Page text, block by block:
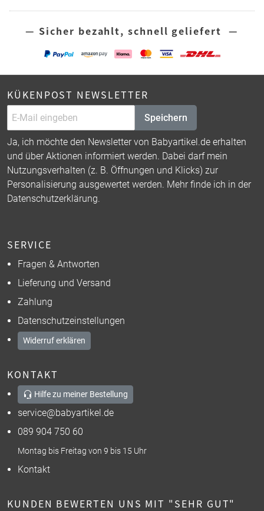
— Sicher bezahlt, schnell geliefert —
KÜKENPOST NEWSLETTER
Speichern
Ja, ich möchte den Newsletter von Babyartikel.de erhalten
und über Aktionen informiert werden. Dabei darf mein
Nutzungsverhalten (z. B. Öffnungen und Klicks) zur
Personalisierung ausgewertet werden. Mehr finde ich in der
Datenschutzerklärung.
SERVICE
Fragen & Antworten
Lieferung und Versand
Zahlung
Datenschutzeinstellungen
Widerruf erklären
KONTAKT
Hilfe zu meiner Bestellung
service@babyartikel.de
089 904 750 60
Montag bis Freitag von 9 bis 15 Uhr
Kontakt
KUNDEN BEWERTEN UNS MIT "SEHR GUT"